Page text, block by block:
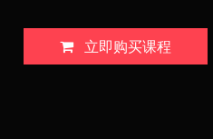
立即购买课程